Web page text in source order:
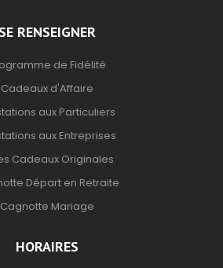
SE RENSEIGNER
de Fidélité
Cadeaux d'Affaire
aux Particuliers
aux Entreprises
Cadeaux Originales
Départ en Retraite
Cagnotte Mariage
HORAIRES